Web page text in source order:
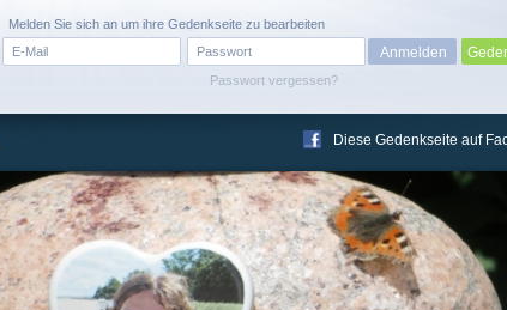
Passwort vergessen?
Melden Sie sich an um ihre Gedenkseite zu bearbeiten
Diese Gedenkseite auf